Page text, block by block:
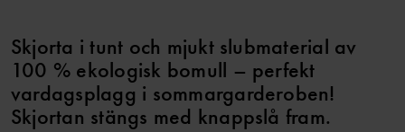
Skjorta i tunt och mjukt slubmaterial av
100 % ekologisk bomull – perfekt
vardagsplagg i sommargarderoben!
Skjortan stängs med knappslå fram.